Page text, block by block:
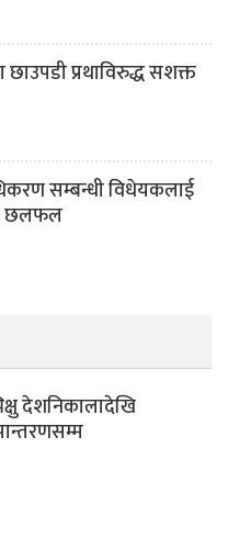
छाउपडी प्रथाविरुद्ध सशक्त
सम्बन्धी विधेयकलाई
छलफल
देशनिकालादेखि